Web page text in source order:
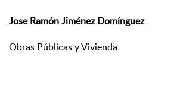
Jose Ramón Jiménez Domínguez
Obras Públicas y Vivienda